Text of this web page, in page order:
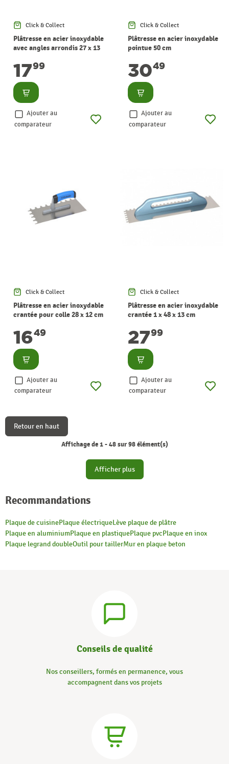
Click & Collect
Plâtresse en acier inoxydable
avec angles arrondis 27 x 13
1799
Consulter
Ajouter au
comparateur
Click & Collect
Plâtresse en acier inoxydable
pointue 50 cm
3049
Consulter
Ajouter au
comparateur
Click & Collect
Plâtresse en acier inoxydable
crantée pour colle 28 x 12 cm
1649
Consulter
Ajouter au
comparateur
Click & Collect
Plâtresse en acier inoxydable
crantée 1 x 48 x 13 cm
2799
Consulter
Ajouter au
comparateur
Retour en haut
Affichage de 1 - 48 sur 98 élément(s)
Afficher plus
Recommandations
Plaque de cuisinePlaque électriqueLève plaque de plâtre
Plaque en aluminiumPlaque en plastiquePlaque pvcPlaque en inox
Plaque legrand doubleOutil pour taillerMur en plaque beton
Conseils de qualité
Nos conseillers, formés en permanence, vous
accompagnent dans vos projets